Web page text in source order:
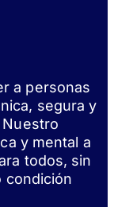
a personas
segura y
y mental a
todos, sin
condición